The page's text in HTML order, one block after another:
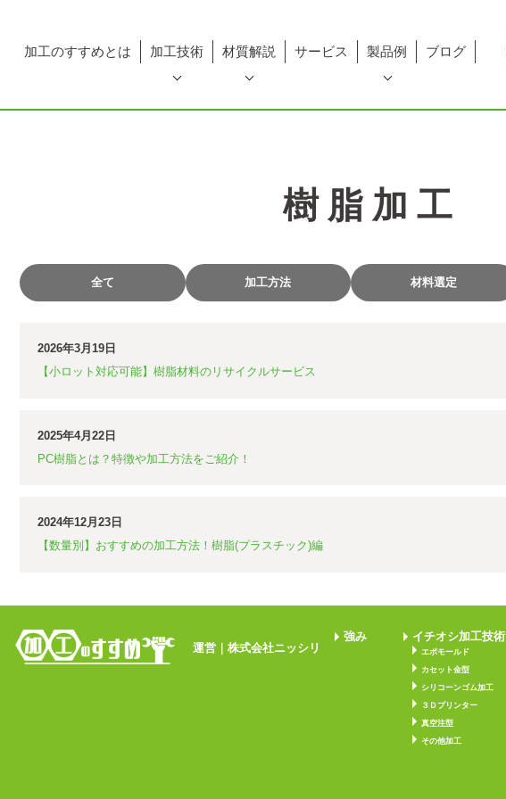
加工のすすめとは 加工技術 材質解説 サービス 製品例 ブログ
樹脂加工
全て 加工方法 材料選定
2026年3月19日
【小ロット対応可能】樹脂材料のリサイクルサービス
2025年4月22日
PC樹脂とは？特徴や加工方法をご紹介！
2024年12月23日
【数量別】おすすめの加工方法！樹脂(プラスチック)編
運営｜株式会社ニッシリ
強み イチオシ加工技術
エポモールド
カセット金型
シリコーンゴム加工
３Ｄプリンター
真空注型
その他加工